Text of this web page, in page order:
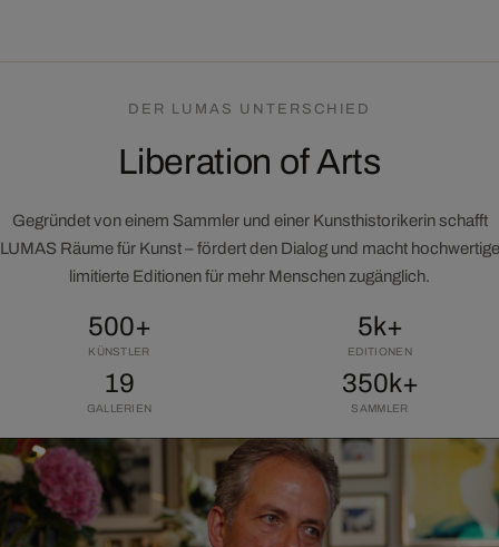
DER LUMAS UNTERSCHIED
Liberation of Arts
Gegründet von einem Sammler und einer Kunsthistorikerin schafft
LUMAS Räume für Kunst – fördert den Dialog und macht hochwertige
limitierte Editionen für mehr Menschen zugänglich.
500+
KÜNSTLER
5k+
EDITIONEN
19
GALLERIEN
350k+
SAMMLER